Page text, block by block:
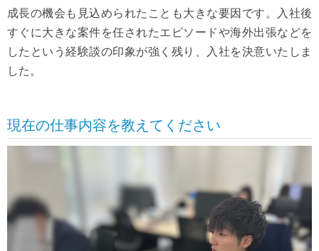
成長の機会も見込められたことも大きな要因です。入社後
すぐに大きな案件を任されたエピソードや海外出張などを
したという経験談の印象が強く残り、入社を決意いたしま
した。
現在の仕事内容を教えてください